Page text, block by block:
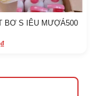
BƠ S IÊU MƯỢÁ500